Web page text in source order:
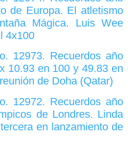
de Europa. El atletismo
Mágica. Luis Wee
4x100
12973. Recuerdos año
10.93 en 100 y 49.83 en
de Doha (Qatar)
12972. Recuerdos año
de Londres. Linda
en lanzamiento de